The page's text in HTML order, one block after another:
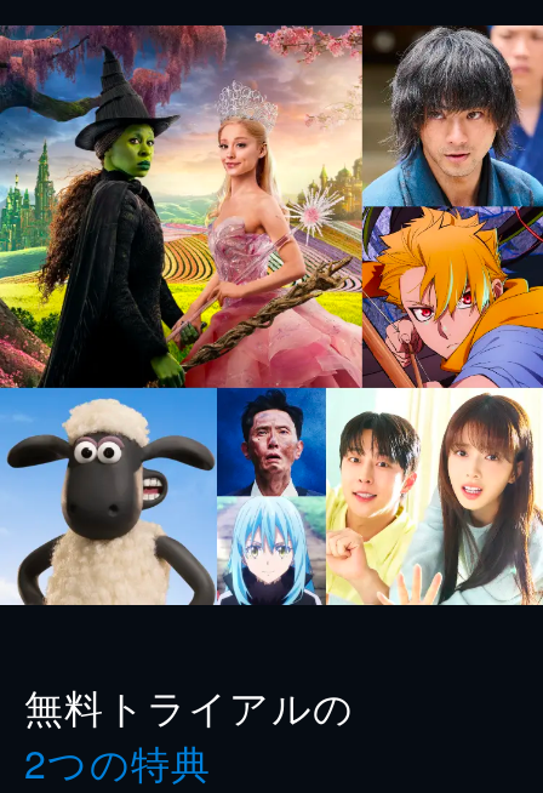
無料トライアルの
2つの特典